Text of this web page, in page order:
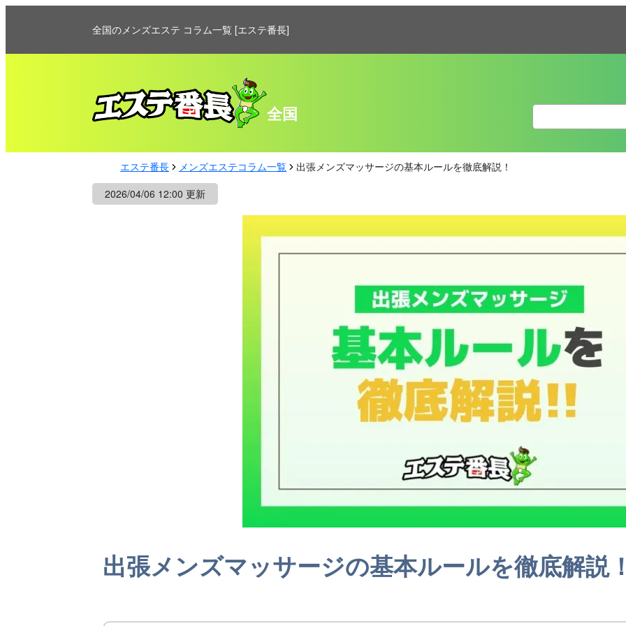
全国のメンズエステ コラム一覧 [エステ番長]
全国
エステ番長 メンズエステコラム一覧
出張メンズマッサージの基本ルールを徹底解説！
2026/04/06 12:00 更新
出張メンズマッサージの基本ルールを徹底解説